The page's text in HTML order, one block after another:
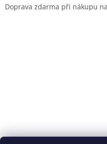
Doprava zdarma při nákupu